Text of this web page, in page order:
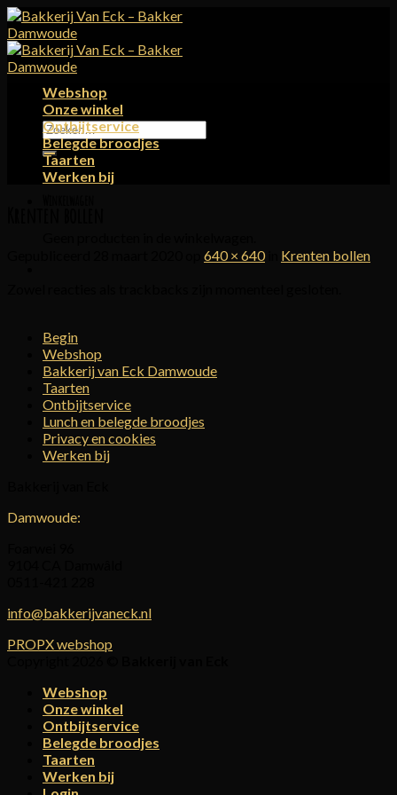
Skip
to
content
Zoeken
naar:
Webshop
Onze winkel
Ontbijtservice
Belegde broodjes
Taarten
Werken bij
640 × 640in Krenten bollen
Begin
Webshop
Bakkerij van Eck Damwoude
Taarten
Ontbijtservice
Lunch en belegde broodjes
Privacy en cookies
Werken bij
Damwoude:
info@bakkerijvaneck.nl
PROPX webshop
Webshop
Onze winkel
Ontbijtservice
Belegde broodjes
Taarten
Werken bij